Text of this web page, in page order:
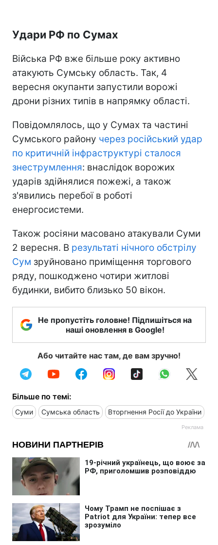
Удари РФ по Сумах
Війська РФ вже більше року активно
атакують Сумську область. Так, 4
вересня окупанти запустили ворожі
дрони різних типів в напрямку області.
Повідомлялось, що у Сумах та частині
Сумського району через російський удар
по критичній інфраструктурі сталося
знеструмлення: внаслідок ворожих
ударів здійнялися пожежі, а також
з'явились перебої в роботі
енергосистеми.
Також росіяни масовано атакували Суми
2 вересня. В результаті нічного обстрілу
Сум зруйновано приміщення торгового
ряду, пошкоджено чотири житлові
будинки, вибито близько 50 вікон.
Не пропустіть головне! Підпишіться на
наші оновлення в Google!
Або читайте нас там, де вам зручно!
Більше по темі:
Суми Сумська область Вторгнення Росії до України